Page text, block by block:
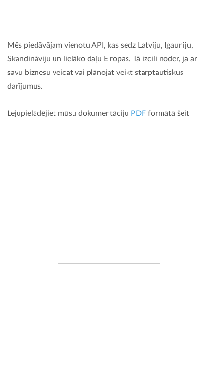
Mēs piedāvājam vienotu API, kas sedz Latviju, Igauniju,
Skandināviju un lielāko daļu Eiropas. Tā izcili noder, ja ar
savu biznesu veicat vai plānojat veikt starptautiskus
darījumus.
Lejupielādējiet mūsu dokumentāciju PDF formātā šeit